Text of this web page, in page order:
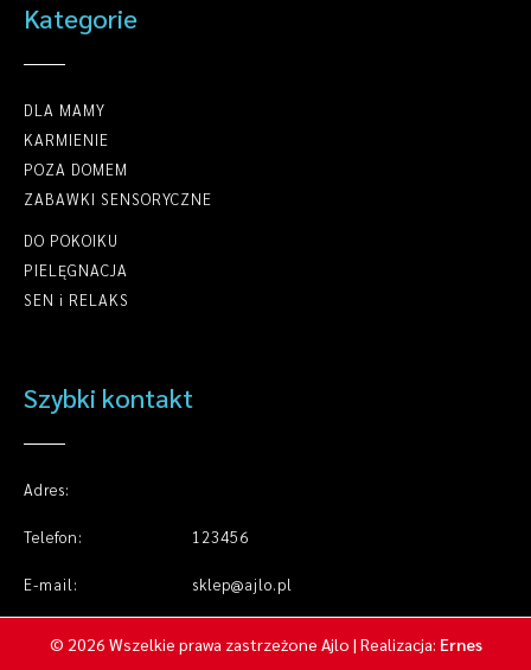
Kategorie
DLA MAMY
KARMIENIE
POZA DOMEM
ZABAWKI SENSORYCZNE
DO POKOIKU
PIELĘGNACJA
SEN i RELAKS
Szybki kontakt
Adres:
Telefon: 123456
E-mail: sklep@ajlo.pl
© 2026 Wszelkie prawa zastrzeżone Ajlo | Realizacja: Ernes